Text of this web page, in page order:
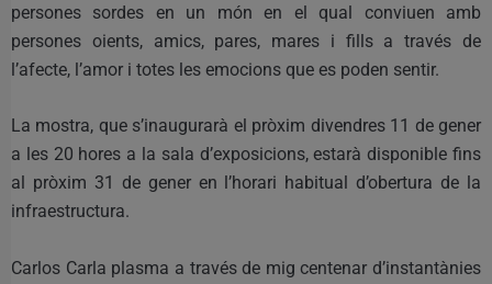
persones sordes en un món en el qual conviuen amb
persones oients, amics, pares, mares i fills a través de
l’afecte, l’amor i totes les emocions que es poden sentir.
La mostra, que s’inaugurarà el pròxim divendres 11 de gener
a les 20 hores a la sala d’exposicions, estarà disponible fins
al pròxim 31 de gener en l’horari habitual d’obertura de la
infraestructura.
Carlos Carla plasma a través de mig centenar d’instantànies